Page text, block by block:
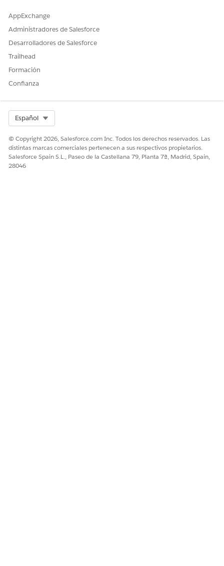
AppExchange
Administradores de Salesforce
Desarrolladores de Salesforce
Trailhead
Formación
Confianza
Español
© Copyright 2026, Salesforce.com Inc. Todos los derechos reservados. Las
distintas marcas comerciales pertenecen a sus respectivos propietarios.
Salesforce Spain S.L., Paseo de la Castellana 79, Planta 7ª, Madrid, Spain,
28046